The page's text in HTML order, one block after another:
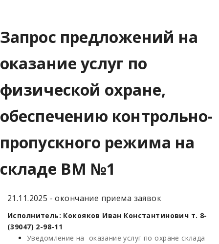
Запрос предложений на
оказание услуг по
физической охране,
обеспечению контрольно-
пропускного режима на
складе ВМ №1
21.11.2025 - окончание приема заявок
Исполнитель: Кокояков Иван Константинович т. 8-
(39047) 2-98-11
Уведомление на оказание услуг по охране склада